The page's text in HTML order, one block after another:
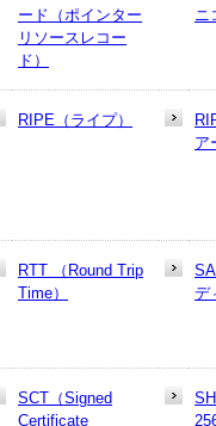
ード（ポインター
リソースレコー
ド）
ニ
RIPE（ライプ）
ア
RTT （Round Trip
Time）
デ
SCT（Signed
Certificate